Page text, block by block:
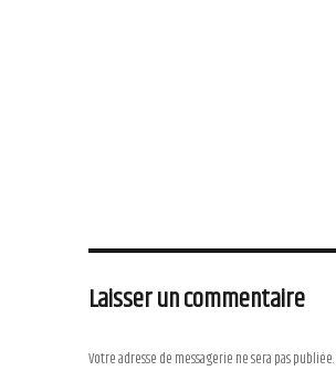
Laisser un commentaire
Votre adresse de messagerie ne sera pas publiée.